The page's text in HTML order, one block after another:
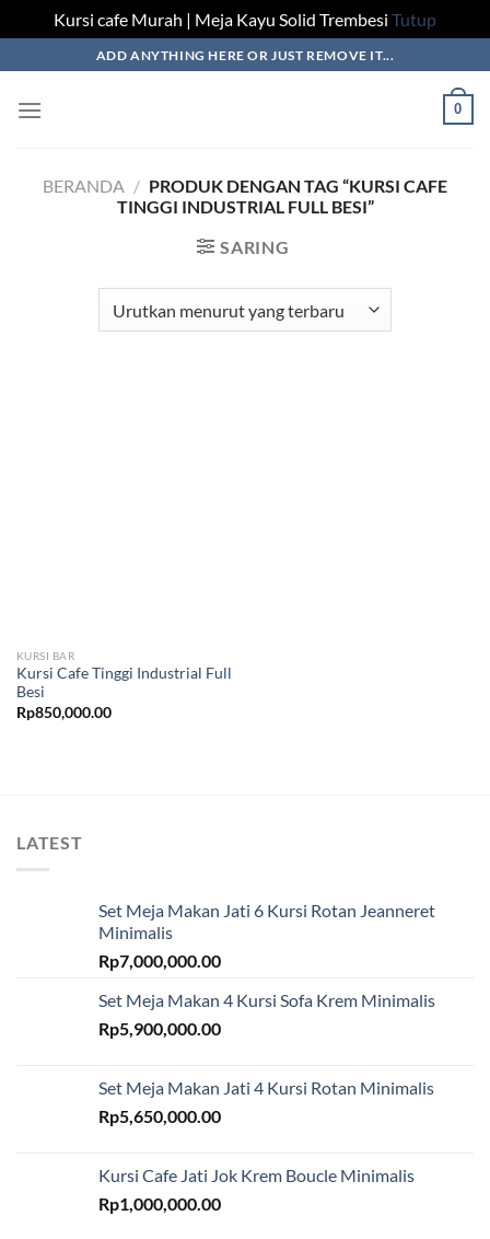
Kursi cafe Murah | Meja Kayu Solid Trembesi Tutup
to
content
ADD ANYTHING HERE OR JUST REMOVE IT...
0
BERANDA / PRODUK DENGAN TAG “KURSI CAFE
TINGGI INDUSTRIAL FULL BESI”
SARING
KURSI BAR
Kursi Cafe Tinggi Industrial Full
Besi
Rp850,000.00
LATEST
Set Meja Makan Jati 6 Kursi Rotan Jeanneret
Minimalis
Rp7,000,000.00
Set Meja Makan 4 Kursi Sofa Krem Minimalis
Rp5,900,000.00
Set Meja Makan Jati 4 Kursi Rotan Minimalis
Rp5,650,000.00
Kursi Cafe Jati Jok Krem Boucle Minimalis
Rp1,000,000.00